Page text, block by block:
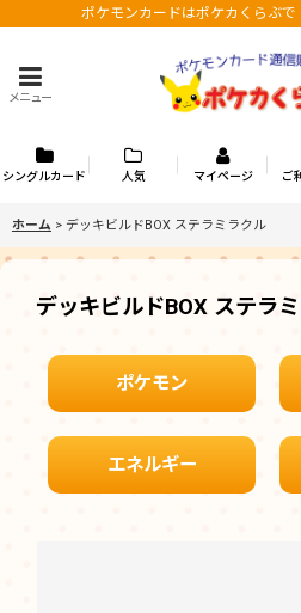
ポケモンカードはポケカくらぶ
メニュー
シングルカード 人気 マイページ ご
ホーム > デッキビルドBOX ステラミラクル
デッキビルドBOX ステラ
ポケモン
エネルギー